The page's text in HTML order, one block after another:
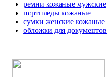
ремни кожаные мужские
портпледы кожаные
сумки женские кожаные
обложки для документов